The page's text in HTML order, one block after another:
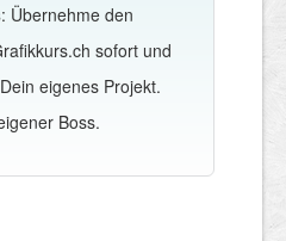
: Übernehme den
sofort und
eigenes Projekt.
Boss.